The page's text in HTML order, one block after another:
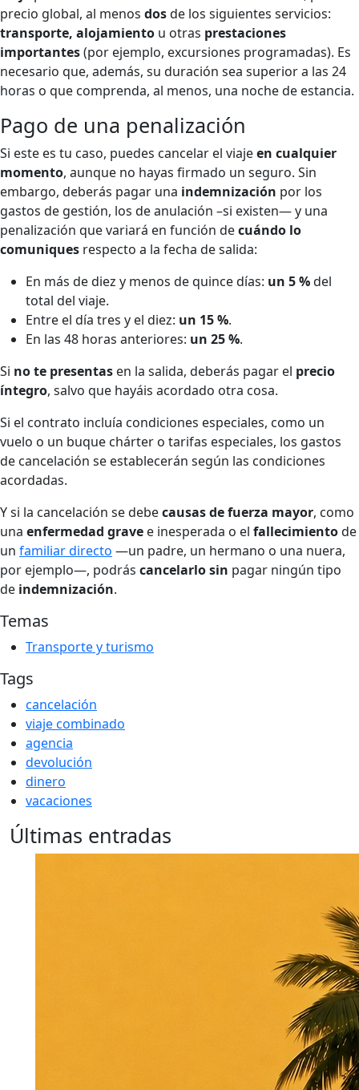
precio global, al menos dosde los siguientes servicios:
transporte, alojamiento u otras prestaciones
importantes(por ejemplo, excursiones programadas). Es
necesario que, además, su duración sea superior a las 24
horas o que comprenda, al menos, una noche de estancia.
Pago de una penalización
Si este es tu caso, puedes cancelar el viajeen cualquier
momento, aunque no hayas firmado un seguro. Sin
embargo, deberás pagar una indemnización por los
gastos de gestión, los de anulación –si existen— y una
penalización que variará en función decuándo lo
comuniques respecto a la fecha de salida:
En más de diez y menos de quince días: un 5 %del
total del viaje.
Entre el día tres y el diez: un 15 %.
En las 48 horas anteriores: un 25 %.
Si no te presentas en la salida, deberás pagar el precio
íntegro, salvo que hayáis acordado otra cosa.
Si el contrato incluía condiciones especiales, como un
vuelo o un buque chárter o tarifas especiales, los gastos
de cancelación se establecerán según las condiciones
acordadas.
Y si la cancelación se debecausas de fuerza mayor, como
una enfermedad grave e inesperada o el fallecimientode
un familiar directo —un padre, un hermano o una nuera,
por ejemplo—, podrás cancelarlosin pagar ningún tipo
de indemnización.
Temas
Transporte y turismo
Tags
cancelación
viaje combinado
agencia
devolución
dinero
vacaciones
Últimas entradas